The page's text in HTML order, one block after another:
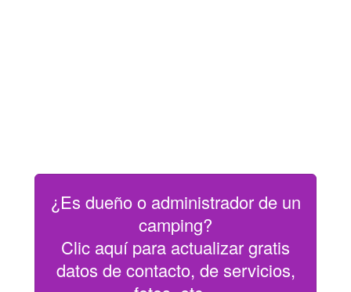
¿Es dueño o administrador de un
camping?
Clic aquí para actualizar gratis
datos de contacto, de servicios,